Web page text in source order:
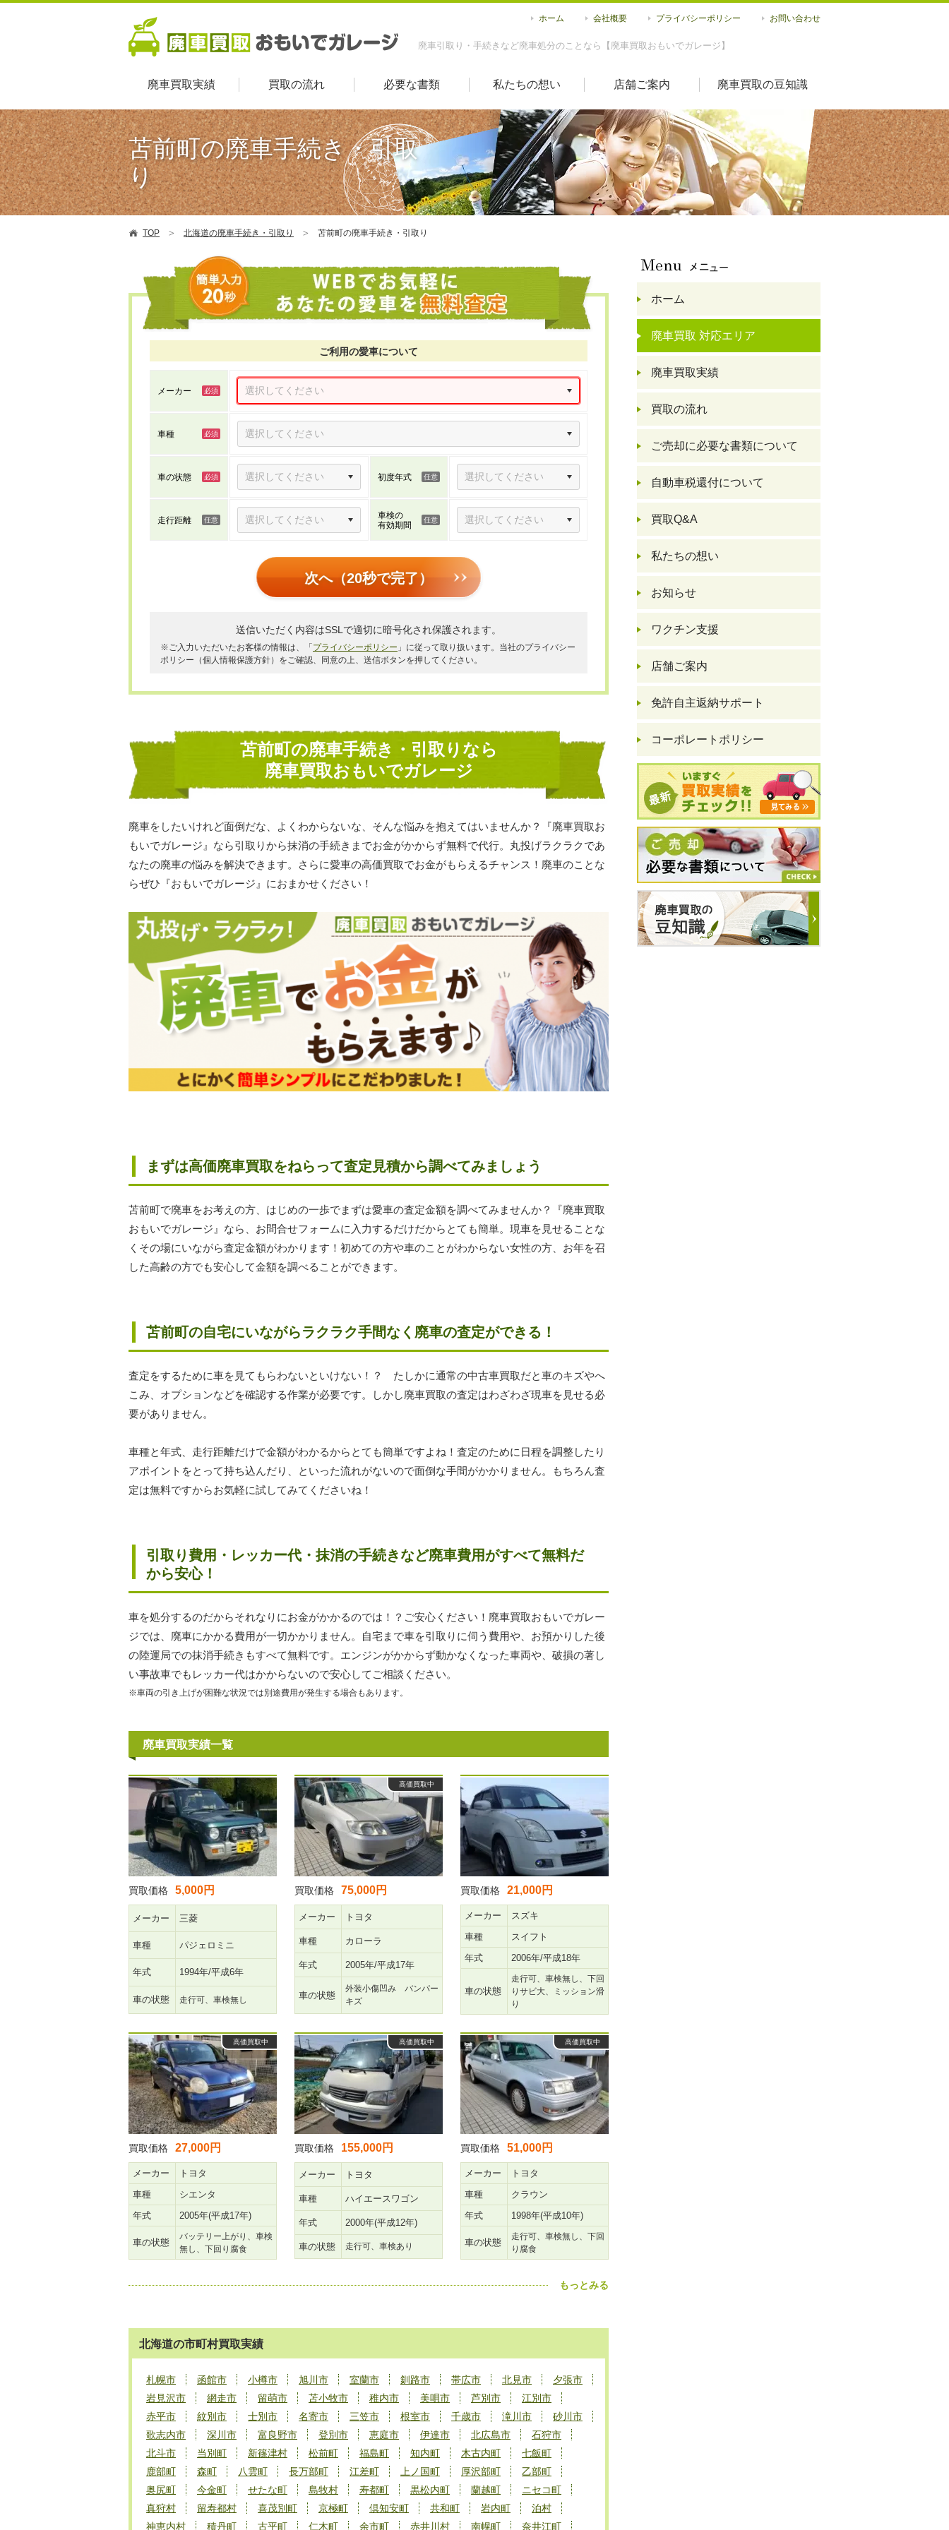
廃車引取り・手続きなど廃車処分のことなら【廃車買取おもいでガレージ】
ホーム 会社概要 プライバシーポリシー お問い合わせ
廃車買取実績 買取の流れ 必要な書類 私たちの想い 店舗ご案内 廃車買取の豆知識
苫前町の廃車手続き・引取
り
TOP 北海道の廃車手続き・引取り 苫前町の廃車手続き・引取り
ご利用の愛車について
メーカー
車種
車の状態 初度年式
走行距離
車検の
有効期間
次へ（20秒で完了）
送信いただく内容はSSLで適切に暗号化され保護されます。
※ご入力いただいたお客様の情報は、「 プライバシーポリシー 」に従って取り扱います。当社のプライバシー
ポリシー（個人情報保護方針）をご確認、同意の上、送信ボタンを押してください。
苫前町の廃車手続き・引取りなら
廃車買取おもいでガレージ
廃車をしたいけれど面倒だな、よくわからないな、そんな悩みを抱えてはいませんか？『廃車買取お
もいでガレージ』なら引取りから抹消の手続きまでお金がかからず無料で代行。丸投げラクラクであ
なたの廃車の悩みを解決できます。さらに愛車の高価買取でお金がもらえるチャンス！廃車のことな
らぜひ『おもいでガレージ』におまかせください！
まずは高価廃車買取をねらって査定見積から調べてみましょう
苫前町で廃車をお考えの方、はじめの一歩でまずは愛車の査定金額を調べてみませんか？『廃車買取
おもいでガレージ』なら、お問合せフォームに入力するだけだからとても簡単。現車を見せることな
くその場にいながら査定金額がわかります！初めての方や車のことがわからない女性の方、お年を召
した高齢の方でも安心して金額を調べることができます。
苫前町の自宅にいながらラクラク手間なく廃車の査定ができる！
査定をするために車を見てもらわないといけない！？ たしかに通常の中古車買取だと車のキズやへ
こみ、オプションなどを確認する作業が必要です。しかし廃車買取の査定はわざわざ現車を見せる必
要がありません。
車種と年式、走行距離だけで金額がわかるからとても簡単ですよね！査定のために日程を調整したり
アポイントをとって持ち込んだり、といった流れがないので面倒な手間がかかりません。もちろん査
定は無料ですからお気軽に試してみてくださいね！
引取り費用・レッカー代・抹消の手続きなど廃車費用がすべて無料だ
から安心！
車を処分するのだからそれなりにお金がかかるのでは！？ご安心ください！廃車買取おもいでガレー
ジでは、廃車にかかる費用が一切かかりません。自宅まで車を引取りに伺う費用や、お預かりした後
の陸運局での抹消手続きもすべて無料です。エンジンがかからず動かなくなった車両や、破損の著し
い事故車でもレッカー代はかからないので安心してご相談ください。
※車両の引き上げが困難な状況では別途費用が発生する場合もあります。
廃車買取実績一覧
買取価格 5,000円
メーカー 三菱
車種 パジェロミニ
年式 1994年/平成6年
車の状態 走行可、車検無し
高価買取中
買取価格 75,000円
メーカー トヨタ
車種 カローラ
年式 2005年/平成17年
車の状態
外装小傷凹み バンパー
キズ
買取価格 21,000円
メーカー
スズキ
車種
スイフト
年式
2006年/平成18年
車の状態
走行可、車検無し、下回
りサビ大、ミッション滑
り
高価買取中
買取価格 27,000円
メーカー
トヨタ
車種
シエンタ
年式
2005年(平成17年)
車の状態
バッテリー上がり、車検
無し、下回り腐食
高価買取中
買取価格 155,000円
メーカー トヨタ
車種 ハイエースワゴン
年式 2000年(平成12年)
車の状態 走行可、車検あり
高価買取中
買取価格 51,000円
メーカー
トヨタ
車種
クラウン
年式
1998年(平成10年)
車の状態
走行可、車検無し、下回
り腐食
もっとみる
北海道の市町村買取実績
札幌市 函館市 小樽市 旭川市 室蘭市 釧路市 帯広市 北見市
夕張市
岩見沢市
網走市 留萌市 苫小牧市 稚内市 美唄市 芦別市
江別市
赤平市
紋別市 士別市 名寄市 三笠市 根室市 千歳市 滝川市
砂川市
歌志内市
深川市 富良野市 登別市 恵庭市 伊達市 北広島市
石狩市
北斗市
当別町 新篠津村 松前町 福島町 知内町 木古内町
七飯町
鹿部町
森町 八雲町 長万部町 江差町 上ノ国町 厚沢部町
乙部町
奥尻町
今金町 せたな町 島牧村 寿都町 黒松内町 蘭越町
ニセコ町
真狩村
留寿都村 喜茂別町 京極町 倶知安町 共和町 岩内町
泊村
神恵内村
積丹町 古平町 仁木町 余市町 赤井川村 南幌町 奈井江町
ホーム
廃車買取 対応エリア
廃車買取実績
買取の流れ
ご売却に必要な書類について
自動車税還付について
買取Q&A
私たちの想い
お知らせ
ワクチン支援
店舗ご案内
免許自主返納サポート
コーポレートポリシー